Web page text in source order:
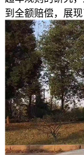
到全额赔偿，展